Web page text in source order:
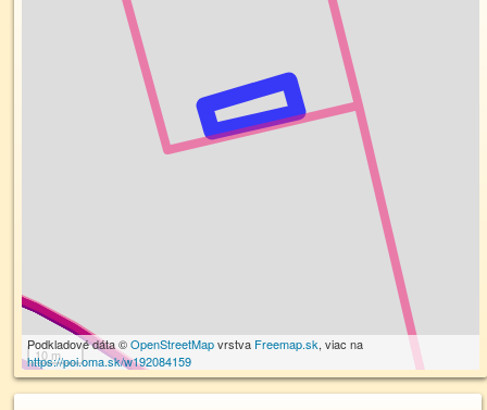
10 m
Podkladové dáta ©OpenStreetMapvrstva Freemap.sk, viac na
https://poi.oma.sk/w192084159